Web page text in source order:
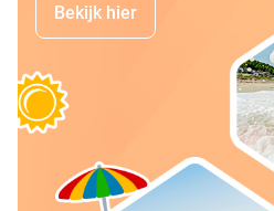
Bekijk hier